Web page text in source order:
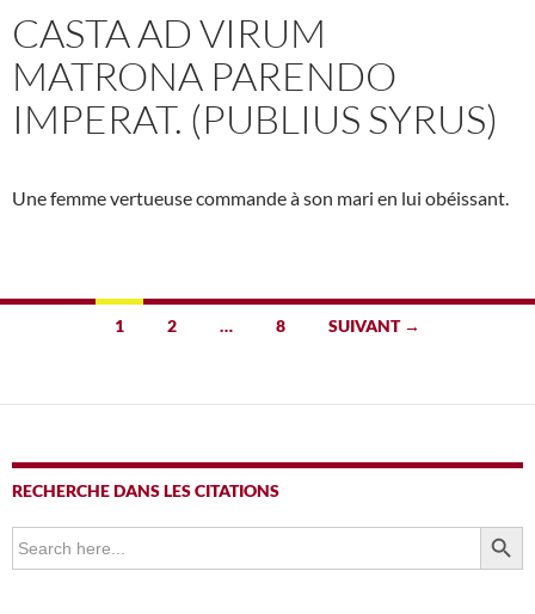
CASTA AD VIRUM
MATRONA PARENDO
IMPERAT. (PUBLIUS SYRUS)
Une femme vertueuse commande à son mari en lui obéissant.
Navigation
articles
1 2 … 8 SUIVANT →
RECHERCHE DANS LES CITATIONS
Search
for:
SEARCH